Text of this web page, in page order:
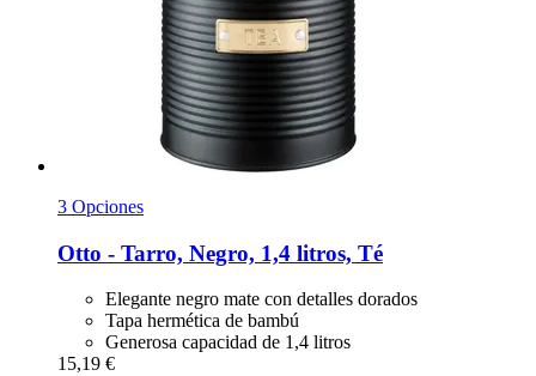
3 Opciones
Otto -​ Tarro, Negro, 1,4 litros, Té
Elegante negro mate con detalles dorados
Tapa hermética de bambú
Generosa capacidad de 1,4 litros
15,19 €